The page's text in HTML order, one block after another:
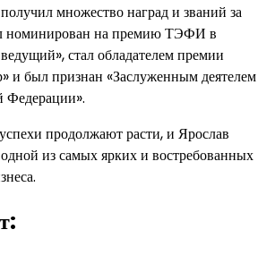
множество наград и званий за
номинирован на премию ТЭФИ в
стал обладателем премии
и был признан «Заслуженным деятелем
Федерации».
продолжают расти, и Ярослав
из самых ярких и востребованных